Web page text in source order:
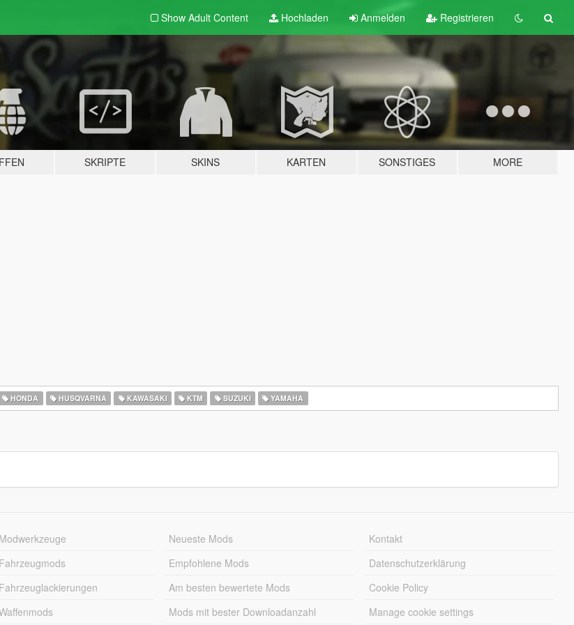
Show Adult Content Hochladen Anmelden Registrieren
SKRIPTE SKINS KARTEN SONSTIGES MORE
HONDA HUSQVARNA KAWASAKI KTM SUZUKI YAMAHA
Neueste Mods
Empfohlene Mods
Am besten bewertete Mods
Mods mit bester Downloadanzahl
Kontakt
Datenschutzerklärung
Cookie Policy
Manage cookie settings